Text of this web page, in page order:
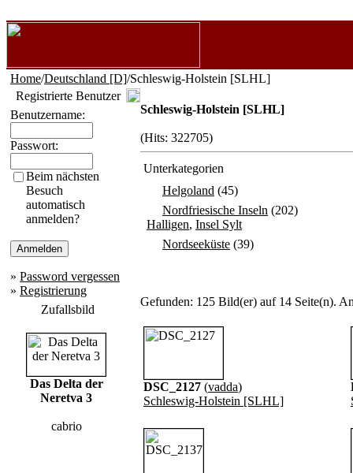
Home/Deutschland [D]/Schleswig-Holstein [SLHL]
Registrierte Benutzer
Benutzername:
Passwort:
Beim nächsten
Besuch
automatisch
anmelden?
» Password vergessen
» Registrierung
Zufallsbild
Das Delta der
Neretva 3
cabrio
Schleswig-Holstein [SLHL]
(Hits: 322705)
Unterkategorien
Helgoland (45)
Nordfriesische Inseln (202)
Halligen, Insel Sylt
Nordseeküste (39)
Gefunden: 125 Bild(er) auf 14 Seite(n).
DSC_2127 (vadda)
Schleswig-Holstein [SLHL]